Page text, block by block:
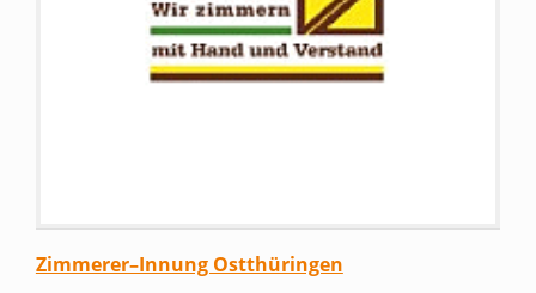
Zimmerer–Innung Ostthüringen